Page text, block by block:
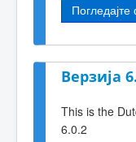
Верзија
This is the
6.0.2